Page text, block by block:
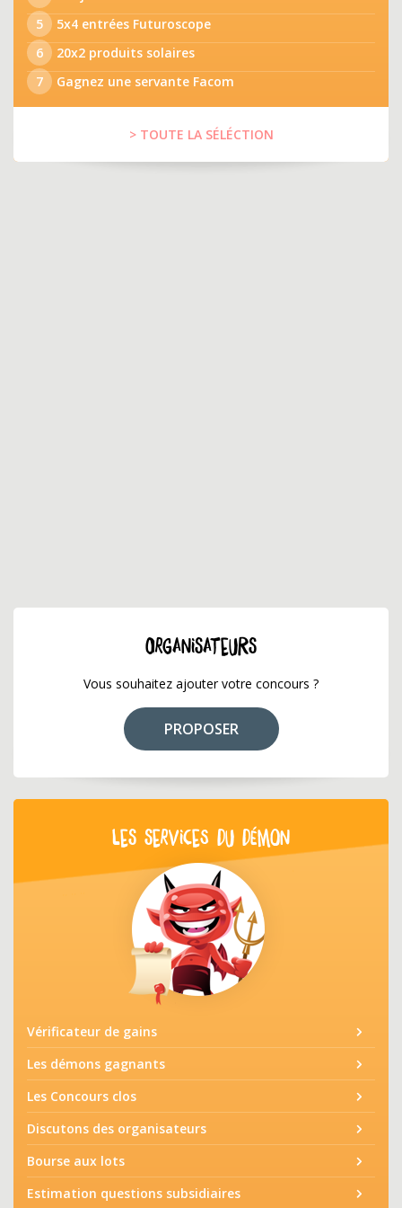
5
5x4 entrées Futuroscope
6
20x2 produits solaires
7
Gagnez une servante Facom
> TOUTE LA SÉLÉCTION
ORGANISATEURS
Vous souhaitez ajouter votre concours ?
PROPOSER
LES SERVICES DU DÉMON
Vérificateur de gains
Les démons gagnants
Les Concours clos
Discutons des organisateurs
Bourse aux lots
Estimation questions subsidiaires